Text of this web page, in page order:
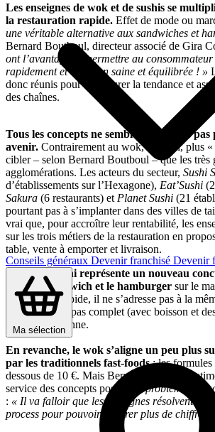
Conseils généraux Devenir franchisé Devenir
Ma sélection
Les enseignes de wok et de sushis se
la restauration rapide. Effet de mode ou
une véritable alternative aux sandwiches et
Bernard Boutboul, directeur associé de Gira
ont l’avantage de permettre au
rapidement et de façon saine et équilibrée ! »
donc réunis pour faire durer la tendance et
des chaînes.
Tous les concepts ne semblent toutefois
avenir. Contrairement au wok, le sushi, plus «
cibler – selon Bernard Boutboul – que les très
agglomérations. Les acteurs du secteur, Sushi
d’établissements sur l’Hexagone), Eat’Sushi
Sakura (6 restaurants) et Planet Sushi (21
pourtant pas à s’implanter dans des villes de
vrai que, pour accroître leur rentabilité, les
sur les trois métiers de la restauration en
table, vente à emporter et livraison.
Mais si le sushi représente un nouveau
pizza, le sandwich et le hamburger sur le
restauration rapide, il ne s’adresse pas à la
moyen d’un repas complet (avec boisson et
20 € par personne.
En revanche, le wok s’aligne un peu plus
par les traditionnels fast-foods: les formules
dessous de 10 €. Mais Bernard Boutboul
service des concepts pose
« un problème de
: « Il va falloir que les enseignes résolvent
process pour pouvoir générer plus de chiffre